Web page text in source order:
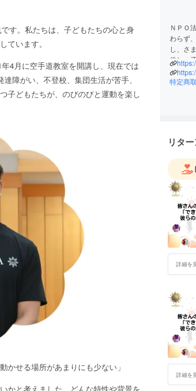
す。私たちは、子どもたちの心と身
ています。
4月に空手道教室を開講し、現在では
障がい、不登校、集団生活が苦手、
どもたちが、のびのびと運動を楽し
かせる場所があまりにも少ない」
かと考えました。どんな特性や背景を
ＮＰＯ
わらず
し、さ
供し、
す。
ご支援
特定商
リタ
詳細を
詳細を